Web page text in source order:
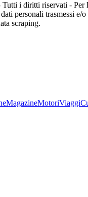
i diritti riservati -
personali trasmessi
scraping.
MagazineMotoriViaggi